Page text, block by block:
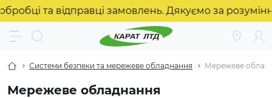
та відправці замовлень. Дякуємо за розуміння! ❤️
Системи безпеки та мережеве обладнання Мережеве
Мережеве обладнання